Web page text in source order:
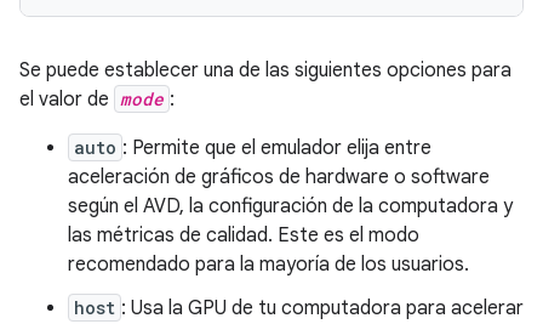
Se puede establecer una de las siguientes opciones para
el valor de mode :
auto : Permite que el emulador elija entre
aceleración de gráficos de hardware o software
según el AVD, la configuración de la computadora y
las métricas de calidad. Este es el modo
recomendado para la mayoría de los usuarios.
host : Usa la GPU de tu computadora para acelerar